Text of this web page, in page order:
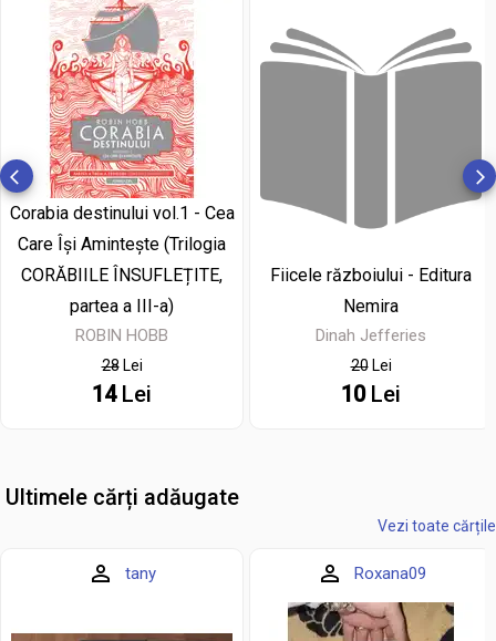
Corabia destinului vol.1 - Cea
Care Își Amintește (Trilogia
CORĂBIILE ÎNSUFLEȚITE,
partea a III-a)
ROBIN HOBB
28Lei
14Lei
Fiicele războiului - Editura
Nemira
Dinah Jefferies
20Lei
10Lei
Ultimele cărți adăugate
Vezi toate cărțile
tany Roxana09